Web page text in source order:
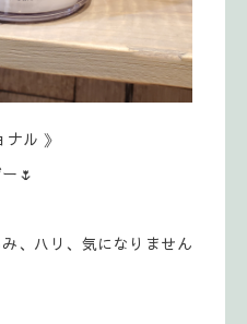
ル 》
🌷
、ハリ、気になりません